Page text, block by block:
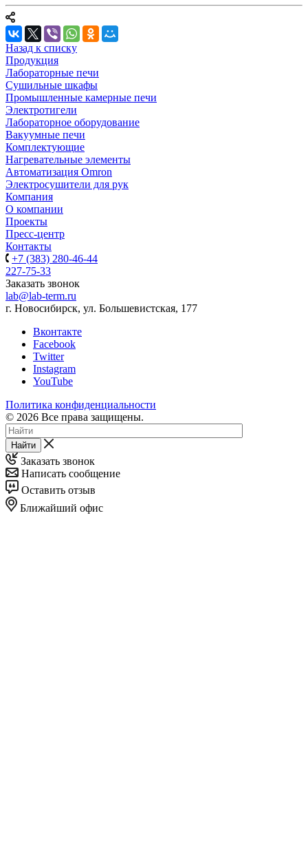
Назад к списку
Продукция
Лабораторные печи
Сушильные шкафы
Промышленные камерные печи
Электротигели
Лабораторное оборудование
Вакуумные печи
Комплектующие
Нагревательные элементы
Автоматизация Omron
Электросушители для рук
Компания
О компании
Проекты
Пресс-центр
Контакты
+7 (383) 280-46-44
227-75-33
Заказать звонок
lab@lab-term.ru
г. Новосибирск, ул. Большевистская, 177
Вконтакте
Facebook
Twitter
Instagram
YouTube
Политика конфиденциальности
© 2026 Все права защищены.
Найти
Заказать звонок
Написать сообщение
Оставить отзыв
Ближайший офис